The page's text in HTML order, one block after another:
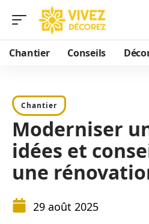
Chantier Conseils
Chantier
Moderniser
idées et
une
29 août 2025